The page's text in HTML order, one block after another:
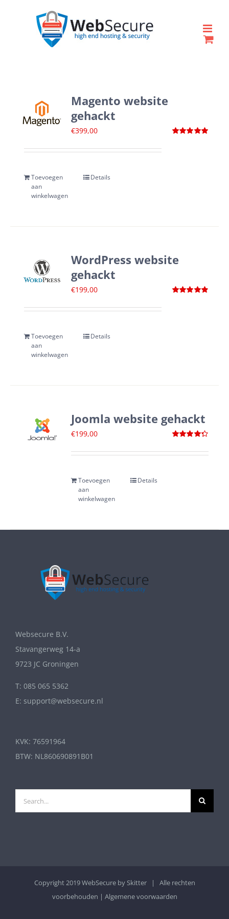
Magento website
gehackt
€399,00
Toevoegen
aan
winkelwagen
Details
WordPress website
gehackt
€199,00
Toevoegen
aan
winkelwagen
Details
Joomla website gehackt
4.33uit 5
€199,00
Toevoegen
aan
winkelwagen
Details
Websecure B.V.
Stavangerweg 14-a
9723 JC Groningen
T: 085 065 5362
E: support@websecure.nl
KVK: 76591964
BTW: NL860690891B01
for:
Copyright 2019 WebSecure bySkitter| Alle rechten
voorbehouden | Algemene voorwaarden